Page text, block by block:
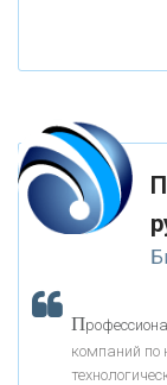
«ФК
«ПРЕСС-
П
компаний